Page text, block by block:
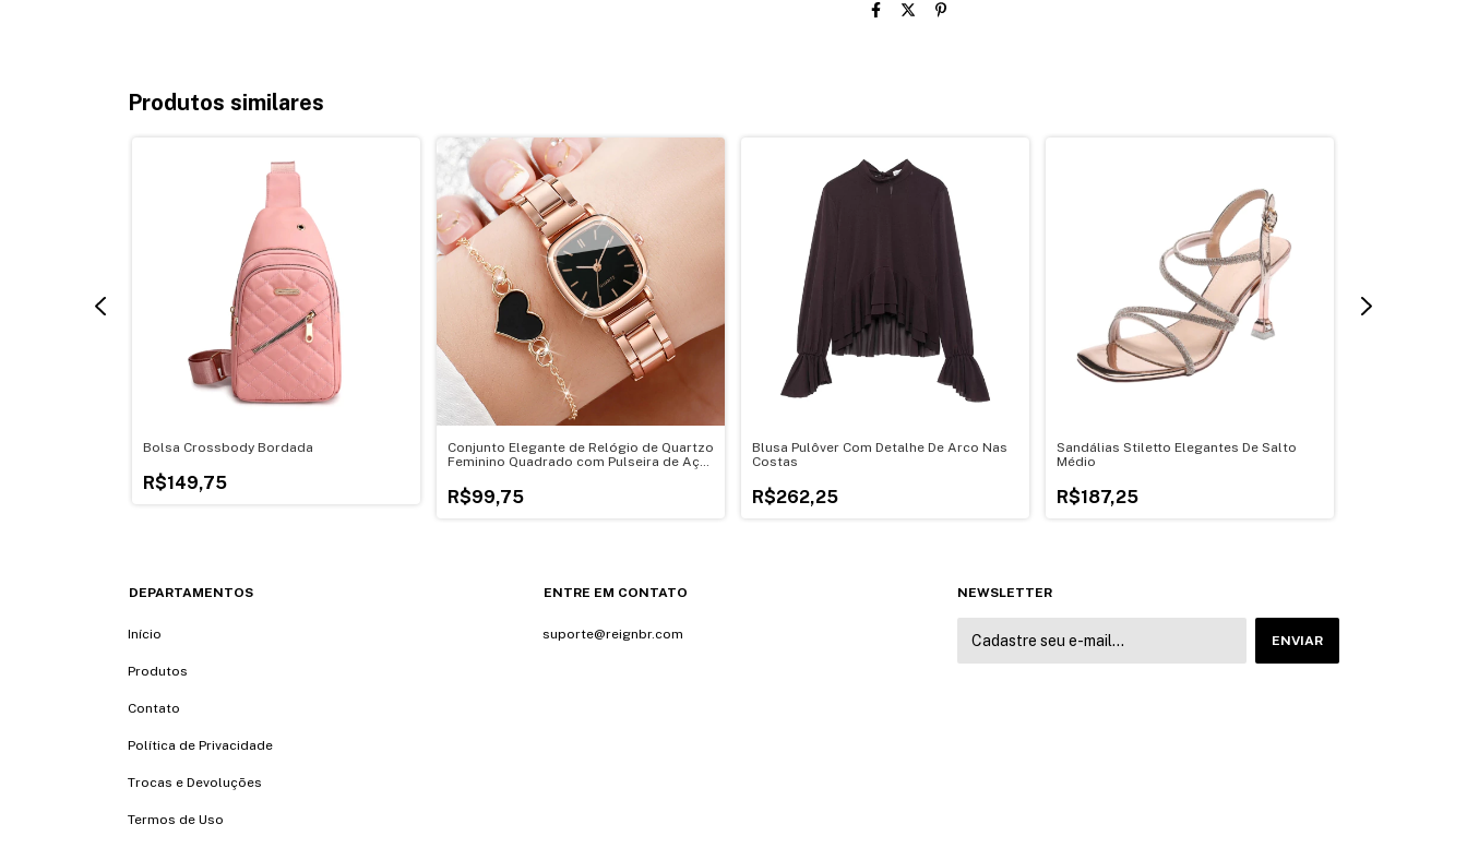
Produtos similares
Bolsa Crossbody Bordada
R$149,75
Conjunto Elegante de Relógio de Quartzo
Feminino Quadrado com Pulseira de Aço
R$99,75
Blusa Pulôver Com Detalhe De Arco Nas
Costas
R$262,25
Sandálias Stiletto Elegantes De Salto
Médio
R$187,25
DEPARTAMENTOS
Início
Produtos
Contato
Política de Privacidade
Trocas e Devoluções
Termos de Uso
ENTRE EM CONTATO
suporte@reignbr.com
NEWSLETTER